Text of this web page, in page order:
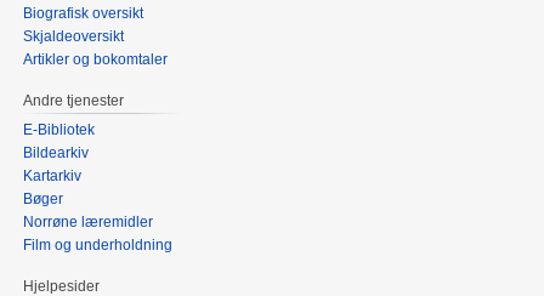
Biografisk oversikt
Skjaldeoversikt
Artikler og bokomtaler
Andre tjenester
E-Bibliotek
Bildearkiv
Kartarkiv
Bøger
Norrøne læremidler
Film og underholdning
Hjelpesider